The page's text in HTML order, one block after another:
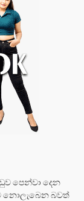
පෙන්වා දෙන
නොලැබෙන බවත්